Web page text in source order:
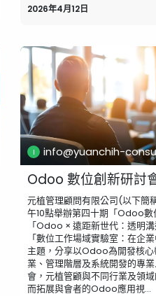
2026年4月12日
info@yuanchih-
Odoo 數位創新研討
元植管理顧問有限公司(以下簡
午10點舉辦第四十期「Odoo數
「Odoo × 遠距新世代：透明
「數位工作場域實驗室：在企
主題，分享以Odoo為開發核
業、管理階層及系統開發的專
會，元植管顧與不同行業及領
而拓展與會者的Odoo應用視...